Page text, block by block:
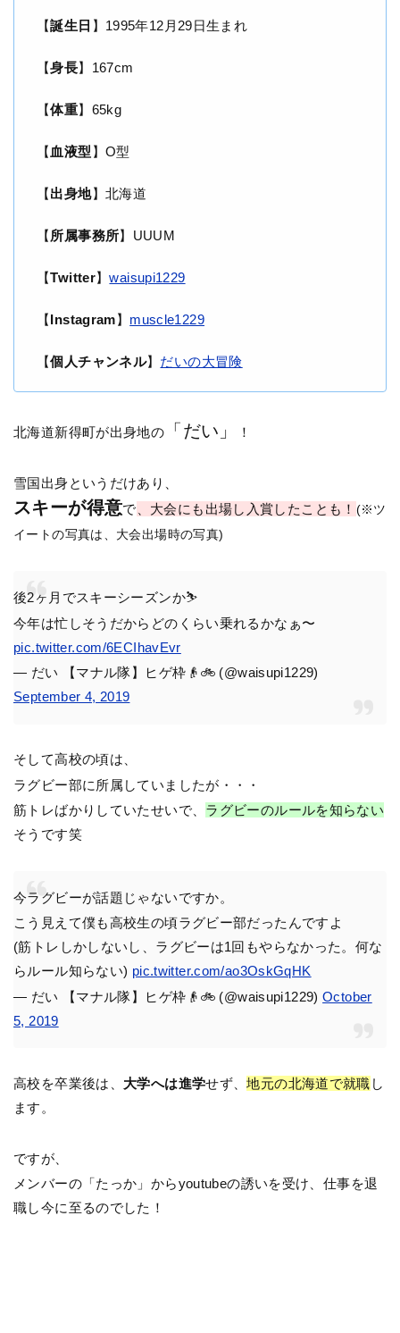
【誕生日 】1995年12月29日生まれ
【身長】167cm
【体重】65kg
【 血液型 】O型
【出身地】北海道
【所属事務所】UUUM
【Twitter】waisupi1229
【Instagram】 muscle1229
【個人チャンネル】 だいの大冒険
北海道新得町が出身地の 「だい」 ！
雪国出身というだけあり、
スキーが得意で 、大会にも出場し入賞したことも！ (※ツ
イートの写真は、大会出場時の写真)
後2ヶ月でスキーシーズンか⛷
今年は忙しそうだからどのくらい乗れるかなぁ〜
pic.twitter.com/6ECIhavEvr
— だい 【マナル隊】ヒゲ枠👴🚲 (@waisupi1229)
September 4, 2019
そして高校の頃は、
ラグビー部に所属していましたが・・・
筋トレばかりしていたせいで、 ラグビーのルールを知らない
そうです笑
今ラグビーが話題じゃないですか。
こう見えて僕も高校生の頃ラグビー部だったんですよ
(筋トレしかしないし、ラグビーは1回もやらなかった。何な
らルール知らない) pic.twitter.com/ao3OskGqHK
— だい 【マナル隊】ヒゲ枠👴🚲 (@waisupi1229)October
5, 2019
高校を卒業後は、 大学へは進学せず、地元の北海道で就職 し
ます。
ですが、
メンバーの「たっか」からyoutubeの誘いを受け、仕事を退
職し今に至るのでした！